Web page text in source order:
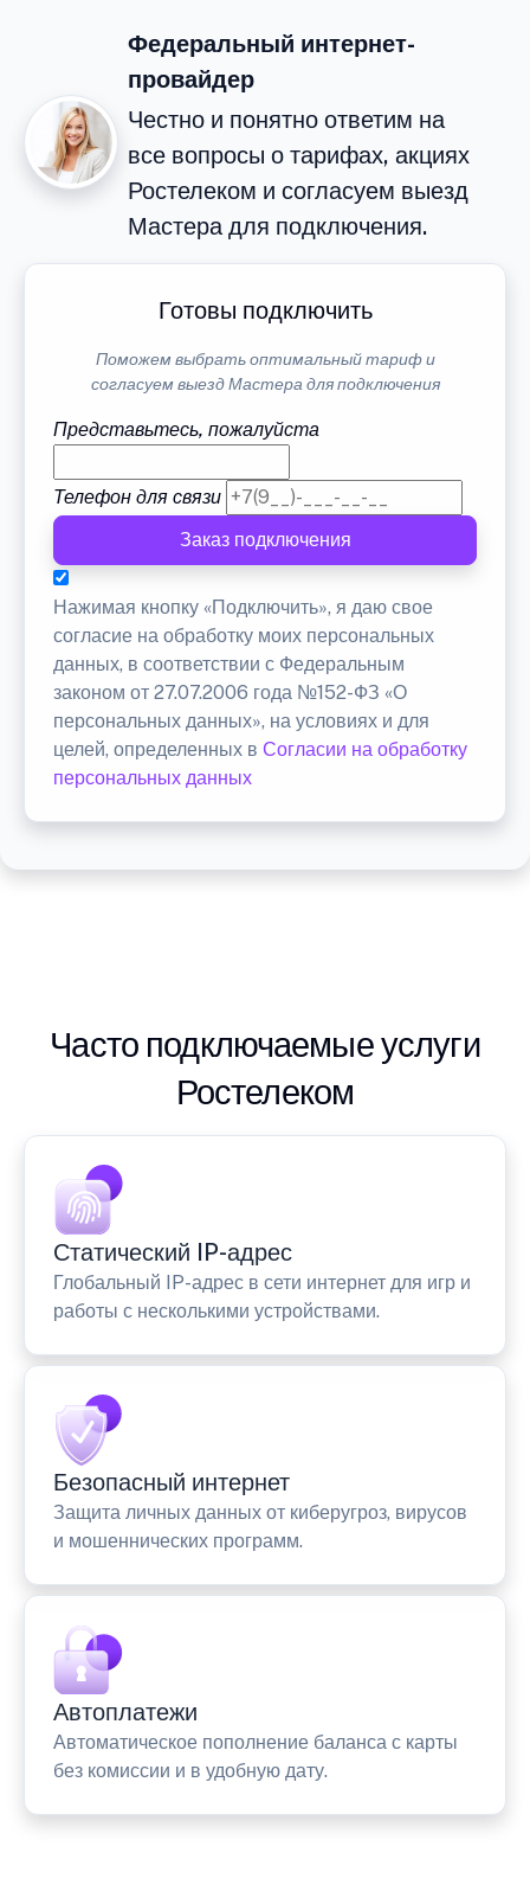
Федеральный интернет-
провайдер
Честно и понятно ответим на
все вопросы о тарифах, акциях
Ростелеком и согласуем выезд
Мастера для подключения.
Готовы подключить
Поможем выбрать оптимальный тариф и
согласуем выезд Мастера для подключения
Представьтесь, пожалуйста
Телефон для связи
Заказ подключения
Нажимая кнопку «Подключить», я даю свое
согласие на обработку моих персональных
данных, в соответствии с Федеральным
законом от 27.07.2006 года №152-ФЗ «О
персональных данных», на условиях и для
целей, определенных в Согласии на обработку
персональных данных
Часто подключаемые услуги
Ростелеком
Статический IP-адрес
Глобальный IP-адрес в сети интернет для игр и
работы с несколькими устройствами.
Безопасный интернет
Защита личных данных от киберугроз, вирусов
и мошеннических программ.
Автоплатежи
Автоматическое пополнение баланса с карты
без комиссии и в удобную дату.